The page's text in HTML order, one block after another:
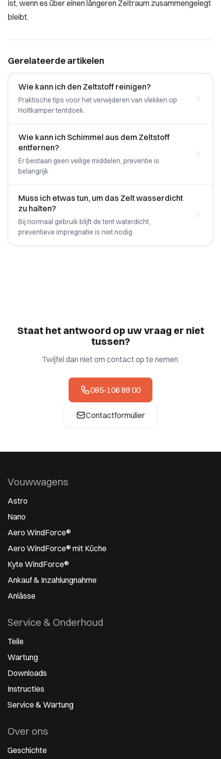
ist, wenn es über einen längeren Zeitraum zusammengelegt
bleibt.
Gerelateerde artikelen
Wie kann ich den Zeltstoff reinigen?
Praktische tips voor het verwijderen van vlekken op
Holtkamper tentdoek.
Wie kann ich Schimmel aus dem Zeltstoff
entfernen?
Er bestaan geen veilige middelen, preventie is
belangrijk
Muss ich etwas tun, um das Zelt wasserdicht
zu halten?
Bij normaal gebruik blijft de tent waterdicht,
preventieve impregnatie is niet nodig
Staat het antwoord op uw vraag er niet
tussen?
Twijfel dan niet om contact op te nemen.
085-106 89 00
Contactformulier
Vouwwagens
Astro
Nano
Aero WindForce®
Aero WindForce® mit Küche
Kyte WindForce®
Ankauf & Inzahlungnahme
Anlässe
Service & Onderhoud
Teile
Wartung
Downloads
Instructies
Service & Wartung
Over ons
Geschichte